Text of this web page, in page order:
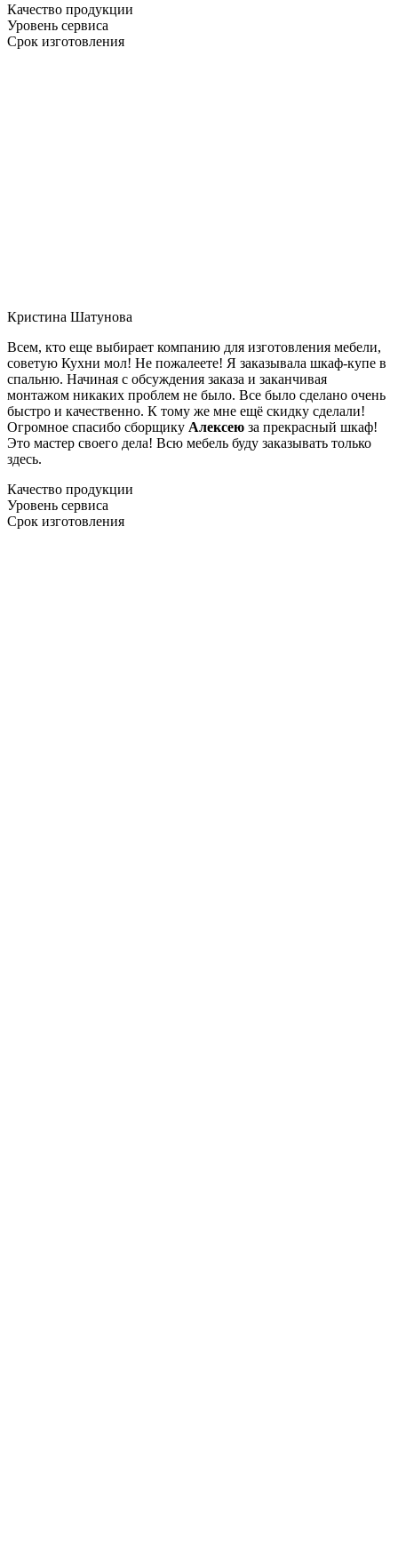
Качество продукции
Уровень сервиса
Срок изготовления
Кристина Шатунова
Всем, кто еще выбирает компанию для изготовления мебели,
советую Кухни мол! Не пожалеете! Я заказывала шкаф-купе в
спальню. Начиная с обсуждения заказа и заканчивая
монтажом никаких проблем не было. Все было сделано очень
быстро и качественно. К тому же мне ещё скидку сделали!
Огромное спасибо сборщику Алексею за прекрасный шкаф!
Это мастер своего дела! Всю мебель буду заказывать только
здесь.
Качество продукции
Уровень сервиса
Срок изготовления